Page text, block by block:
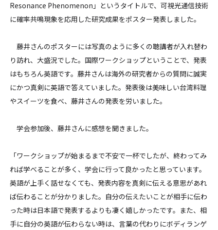
Resonance Phenomenon」というタイトルで、可視光通信技術
に確率共鳴現象を応用した研究成果をポスター発表しました。
藤井さんのポスターには写真のように多くの聴講者が入れ替わ
り訪れ、大盛況でした。国際ワークショップということで、発表
はもちろん英語です。藤井さんは海外の研究者からの質問に誠実
にかつ真剣に英語で答えていました。発表後は美味しい台湾料理
やスイーツを食べ、藤井さんの発表を労いました。
学会参加後、藤井さんに感想を聞きました。
「ワークショップが始まるまで不安で一杯でしたが、終わってみ
れば学べることが多く、学会に行って良かったと思っています。
英語が上手く話せなくても、発表内容を真剣に伝える意思があれ
ば伝わることが分かりました。自分の伝えたいことが相手に伝わ
った時は日本語で発表するよりも凄く嬉しかったです。また、相
手に自分の英語が伝わらない時は、言葉の代わりにボディランゲ